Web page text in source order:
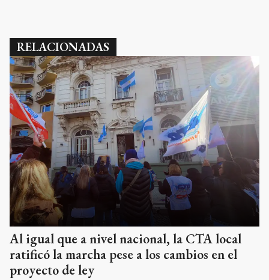
RELACIONADAS
Al igual que a nivel nacional, la CTA local
ratificó la marcha pese a los cambios en el
proyecto de ley